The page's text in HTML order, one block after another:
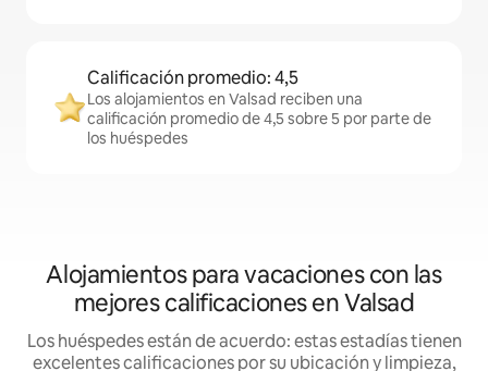
Calificación promedio: 4,5
Los alojamientos en Valsad reciben una
calificación promedio de 4,5 sobre 5 por parte de
los huéspedes
Alojamientos para vacaciones con las
mejores calificaciones en Valsad
Los huéspedes están de acuerdo: estas estadías tienen
excelentes calificaciones por su ubicación y limpieza,